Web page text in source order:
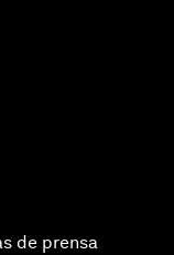
de prensa